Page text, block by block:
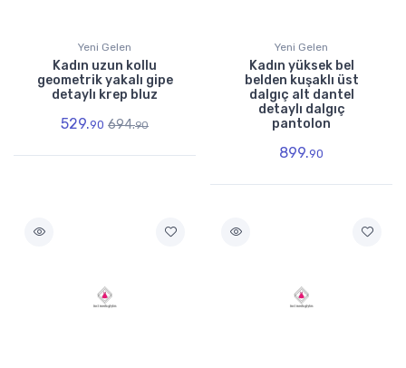
Yeni Gelen
Kadın uzun kollu
geometrik yakalı gipe
detaylı krep bluz
529.90 694.90
Yeni Gelen
Kadın yüksek bel
belden kuşaklı üst
dalgıç alt dantel
detaylı dalgıç
pantolon
899.90